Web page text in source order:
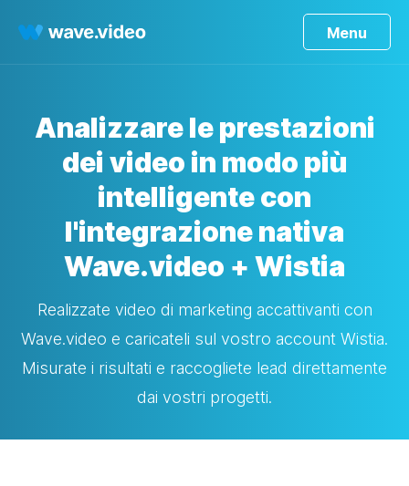
Menu
Analizzare le prestazioni
dei video in modo più
intelligente con
l'integrazione nativa
Wave.video + Wistia
Realizzate video di marketing accattivanti con
Wave.video e caricateli sul vostro account Wistia.
Misurate i risultati e raccogliete lead direttamente
dai vostri progetti.